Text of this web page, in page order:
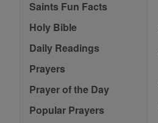
Saints Fun Facts
Holy Bible
Daily Readings
Prayers
Prayer of the Day
Popular Prayers